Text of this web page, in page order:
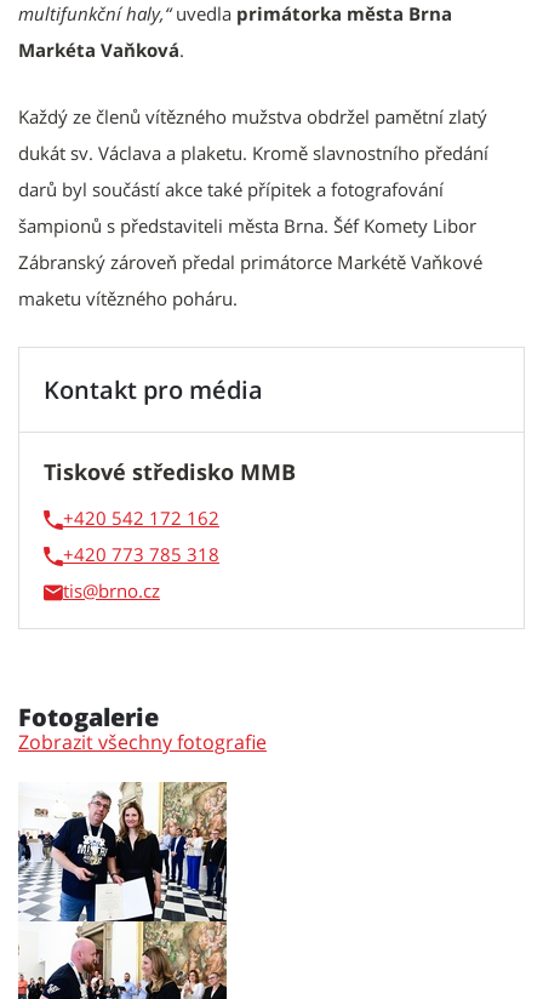
multifunkční haly,“uvedla primátorka města Brna
Markéta Vaňková.
Každý ze členů vítězného mužstva obdržel pamětní zlatý
dukát sv. Václava a plaketu. Kromě slavnostního předání
darů byl součástí akce také přípitek a fotografování
šampionů s představiteli města Brna. Šéf Komety Libor
Zábranský zároveň předal primátorce Markétě Vaňkové
maketu vítězného poháru.
Kontakt pro média
Tiskové středisko MMB
+420 542 172 162
+420 773 785 318
tis
Fotogalerie
Zobrazit všechny fotografie